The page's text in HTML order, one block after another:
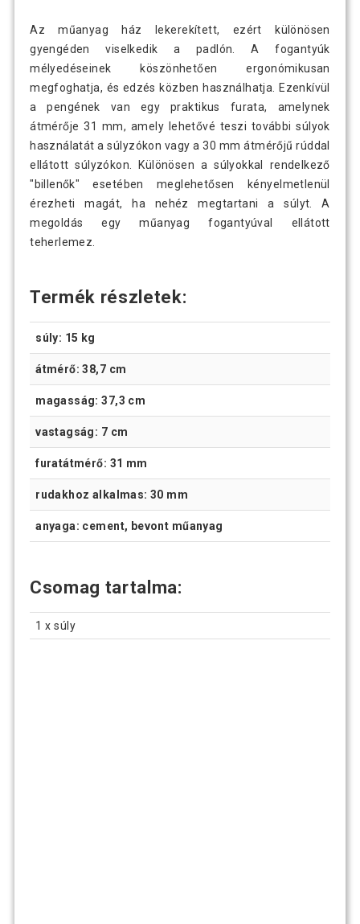
Az műanyag ház lekerekített, ezért különösen
gyengéden viselkedik a padlón. A fogantyúk
mélyedéseinek köszönhetően ergonómikusan
megfoghatja, és edzés közben használhatja. Ezenkívül
a pengének van egy praktikus furata, amelynek
átmérője 31 mm, amely lehetővé teszi további súlyok
használatát a súlyzókon vagy a 30 mm átmérőjű rúddal
ellátott súlyzókon. Különösen a súlyokkal rendelkező
"billenők" esetében meglehetősen kényelmetlenül
érezheti magát, ha nehéz megtartani a súlyt. A
megoldás egy műanyag fogantyúval ellátott
teherlemez.
Termék részletek:
súly: 15 kg
átmérő: 38,7 cm
magasság: 37,3 cm
vastagság: 7 cm
furatátmérő: 31 mm
rudakhoz alkalmas: 30 mm
anyaga: cement, bevont műanyag
Csomag tartalma:
1 x súly